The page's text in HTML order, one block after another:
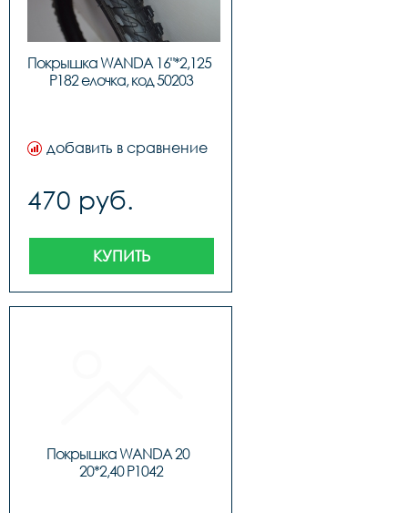
Покрышка WANDA 16"*2,125
P182 елочка, код 50203
добавить в сравнение
470 руб.
КУПИТЬ
Покрышка WANDA 20
20*2,40 P1042